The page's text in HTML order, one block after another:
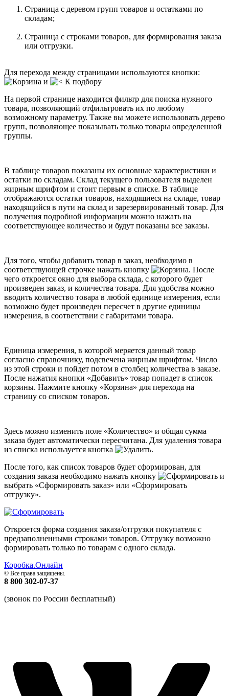
Страница с деревом групп товаров и остатками по
складам;
Страница с строками товаров, для формирования заказа
или отгрузки.
Для перехода между страницами используются кнопки:
и
На первой странице находится фильтр для поиска нужного
товара, позволяющий отфильтровать их по любому
возможному параметру. Также вы можете использовать дерево
групп, позволяющее показывать только товары определенной
группы.
В таблице товаров показаны их основные характеристики и
остатки по складам. Склад текущего пользователя выделен
жирным шрифтом и стоит первым в списке. В таблице
отображаются остатки товаров, находящиеся на складе, товар
находящийся в пути на склад и зарезервированный товар. Для
получения подробной информации можно нажать на
соответствующее количество и будут показаны все заказы.
Для того, чтобы добавить товар в заказ, необходимо в
соответствующей строчке нажать кнопку
. После
чего откроется окно для выбора склада, с которого будет
произведен заказ, и количества товара. Для удобства можно
вводить количество товара в любой единице измерения, если
возможно будет произведен пересчет в другие единицы
измерения, в соответствии с габаритами товара.
Единица измерения, в которой меряется данный товар
согласно справочнику, подсвечена жирным шрифтом. Число
из этой строки и пойдет потом в столбец количества в заказе.
После нажатия кнопки «Добавить» товар попадет в список
корзины. Нажмите кнопку «Корзина» для перехода на
страницу со списком товаров.
Здесь можно изменить поле «Количество» и общая сумма
заказа будет автоматически пересчитана. Для удаления товара
из списка используется кнопка
.
После того, как список товаров будет сформирован, для
создания заказа необходимо нажать кнопку
и
выбрать «Сформировать заказ» или «Сформировать
отгрузку».
Откроется форма создания заказа/отгрузки покупателя с
предзаполненными строками товаров. Отгрузку возможно
формировать только по товарам с одного склада.
Коробка.Онлайн
© Все права защищены.
8 800 302-07-37
(звонок по России бесплатный)